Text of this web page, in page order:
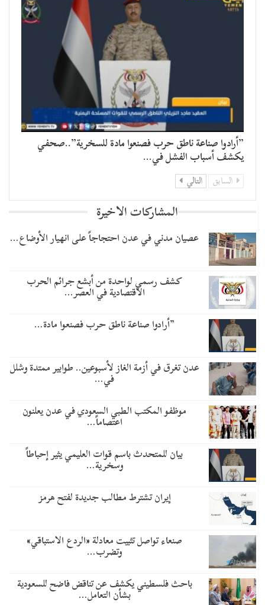
​”أرادوا صناعة ناطق حرب فصنعوا مادة للسخرية”..صحفي
يكشف أسباب الفشل في…
السابق التالي
المشاركات الاخيرة
عصيان مدني في عدن احتجاجاً على انهيار الأوضاع…
كشف رسمي لواحدة من أبشع جرائم الحرب
الاقتصادية في العصر…
​”أرادوا صناعة ناطق حرب فصنعوا مادة…
عدن تغرق في أزمة الغاز لأسبوعين.. طوابير ممتدة وشلل
في…
موظفو المكتب الطبي السعودي في عدن يعلنون
اعتصاماً…
بيان للمتحدث باسم قوات العليمي يثير إحباطاً
وسخرية…
إيران تشترط مطالب جديدة لفتح هرمز
صنعاء تواصل تثبيت معادلة «الردع الاستباقي»
وتضرب…
باحث فلسطيني يكشف عن تناقض فاضح للسعودية
بشأن التعامل…